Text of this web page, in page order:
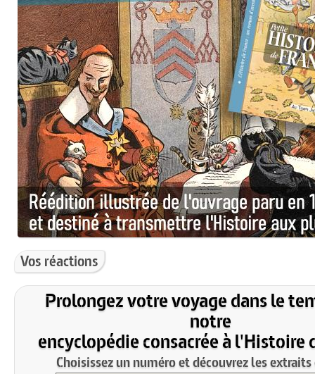
Vos réactions
Prolongez votre voyage dans le
notre
encyclopédie consacrée à l'Histoire
Choisissez un numéro et découvrez les